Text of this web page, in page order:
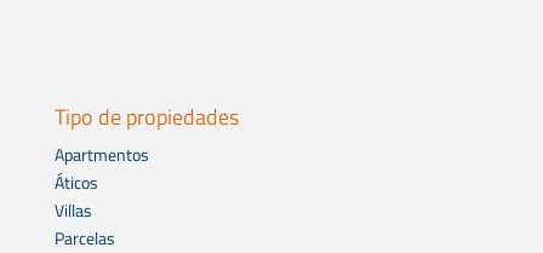
Tipo de propiedades
Apartmentos
Áticos
Villas
Parcelas